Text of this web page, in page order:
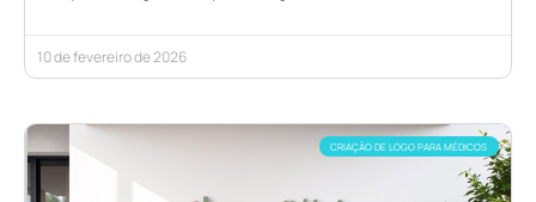
10 de fevereiro de 2026
CRIAÇÃO DE LOGO PARA MÉDICOS